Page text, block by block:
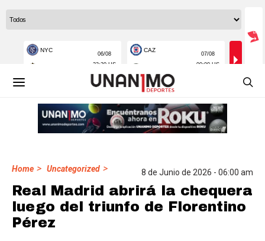
Home > Uncategorized > 8 de Junio de 2026 - 06:00 am
Real Madrid abrirá la chequera
luego del triunfo de Florentino
Pérez